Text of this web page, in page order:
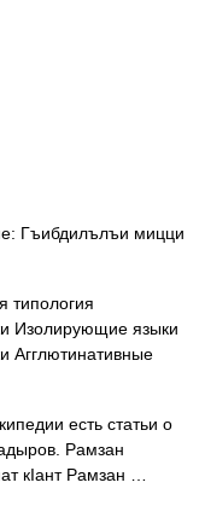
Гъибдилълъи мицци
типология
Изолирующие языки
Агглютинативные
есть статьи о
Рамзан
кIант Рамзан …